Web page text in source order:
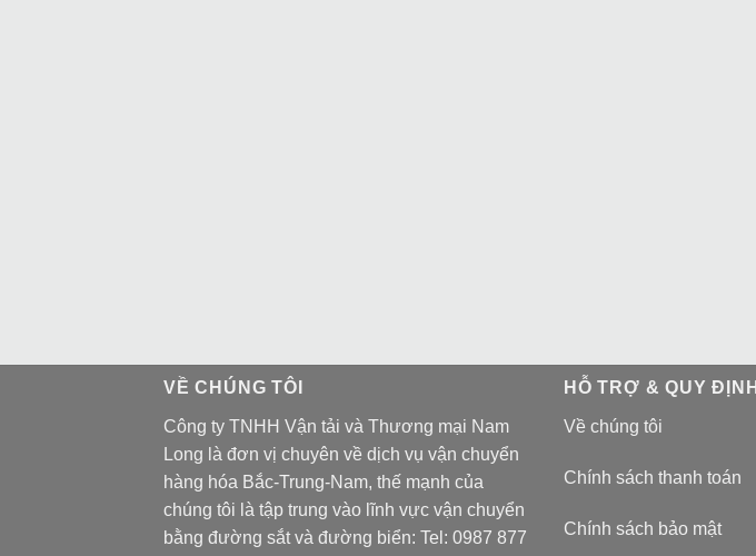
VỀ CHÚNG TÔI
Công ty TNHH Vận tải và Thương mại Nam
Long là đơn vị chuyên về dịch vụ vận chuyển
hàng hóa Bắc-Trung-Nam, thế mạnh của
chúng tôi là tập trung vào lĩnh vực vận chuyển
bằng đường sắt và đường biển: Tel: 0987 877
HỖ TRỢ & QUY ĐỊNH
Về chúng tôi
Chính sách thanh toán
Chính sách bảo mật